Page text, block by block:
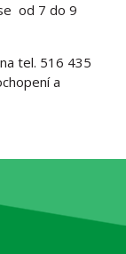
od 7 do 9
tel. 516 435
a